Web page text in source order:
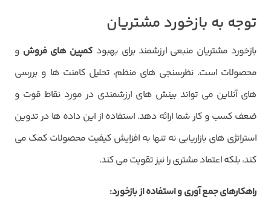
توجه به بازخورد مشتریان
بازخورد مشتریان منبعی ارزشمند برای بهبود کمپین های فروش و
محصولات است. نظرسنجی های منظم، تحلیل کامنت ها و بررسی
های آنلاین می تواند بینش های ارزشمندی در مورد نقاط قوت و
ضعف کسب و کار شما ارائه دهد. استفاده از این داده ها در تدوین
استراتژی های بازاریابی نه تنها به افزایش کیفیت محصولات کمک می
کند، بلکه اعتماد مشتری را نیز تقویت می کند.
راهکارهای جمع آوری و استفاده از بازخورد: